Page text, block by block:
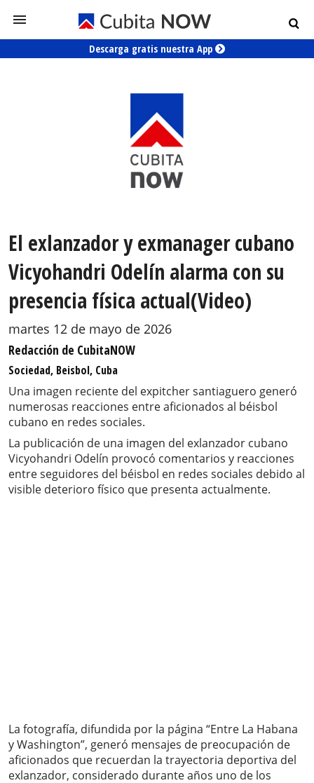
Descarga gratis nuestra App
El exlanzador y exmanager cubano
Vicyohandri Odelín alarma con su
presencia física actual(Video)
martes 12 de mayo de 2026
Redacción de CubitaNOW
Sociedad, Beisbol, Cuba
Una imagen reciente del expitcher santiaguero generó
numerosas reacciones entre aficionados al béisbol
cubano en redes sociales.
La publicación de una imagen del exlanzador cubano
Vicyohandri Odelín provocó comentarios y reacciones
entre seguidores del béisbol en redes sociales debido al
visible deterioro físico que presenta actualmente.
La fotografía, difundida por la página “Entre La Habana
y Washington”, generó mensajes de preocupación de
aficionados que recuerdan la trayectoria deportiva del
exlanzador, considerado durante años uno de los